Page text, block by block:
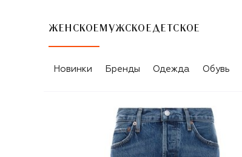
ЖЕНСКОЕ МУЖСКОЕ ДЕТСКОЕ
Новинки Бренды Одежда Обувь